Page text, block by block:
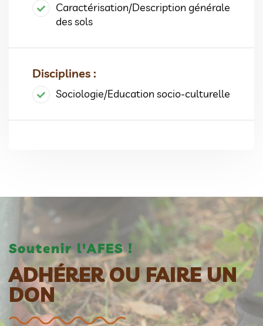
Caractérisation/Description générale
des sols
Disciplines :
Sociologie/Education socio-culturelle
Soutenir l'AFES !
ADHÉRER OU FAIRE UN
DON